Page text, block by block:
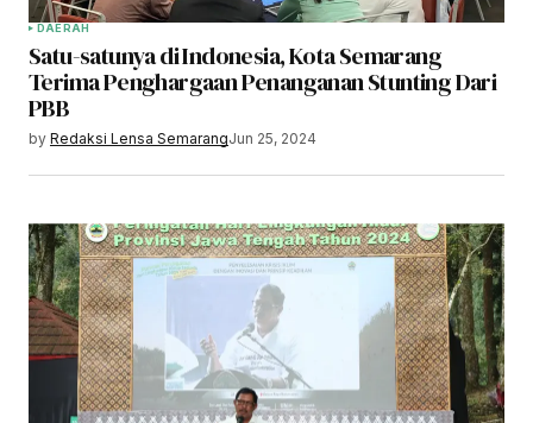
DAERAH
Satu-satunya di Indonesia, Kota Semarang
Terima Penghargaan Penanganan Stunting Dari
PBB
by Redaksi Lensa SemarangJun 25, 2024